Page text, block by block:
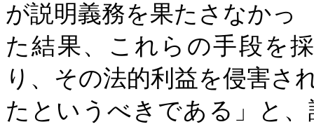
が説明義務を果たさなかっ
た結果、これらの手段を
り、その法的利益を侵害さ
たというべきである」と